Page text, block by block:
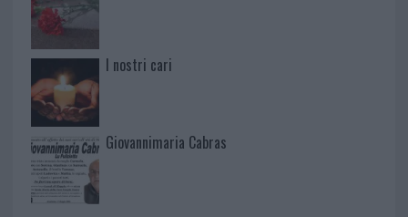
I nostri cari
Giovannimaria Cabras